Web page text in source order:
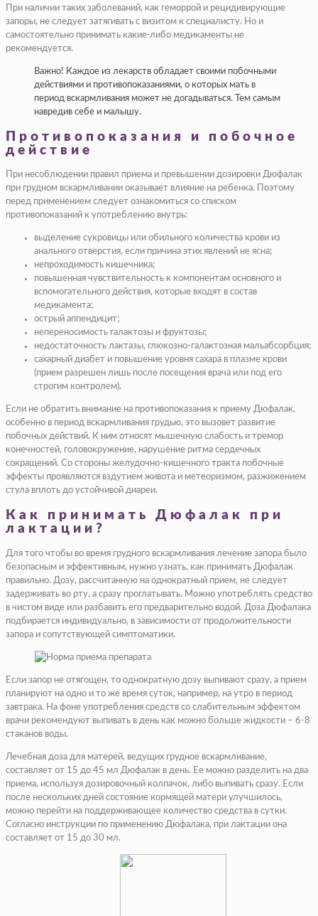
При наличии таких заболеваний, как геморрой и рецидивирующие
запоры, не следует затягивать с визитом к специалисту. Но и
самостоятельно принимать какие-либо медикаменты не
рекомендуется.
Важно! Каждое из лекарств обладает своими побочными
действиями и противопоказаниями, о которых мать в
период вскармливания может не догадываться. Тем самым
навредив себе и малышу.
Противопоказания и побочное
действие
При несоблюдении правил приема и превышении дозировки Дюфалак
при грудном вскармливании оказывает влияние на ребенка. Поэтому
перед применением следует ознакомиться со списком
противопоказаний к употреблению внутрь:
выделение сукровицы или обильного количества крови из
анального отверстия, если причина этих явлений не ясна;
непроходимость кишечника;
повышенная чувствительность к компонентам основного и
вспомогательного действия, которые входят в состав
медикамента;
острый аппендицит;
непереносимость галактозы и фруктозы;
недостаточность лактазы, глюкозно-галактозная мальабсорбция;
сахарный диабет и повышение уровня сахара в плазме крови
(прием разрешен лишь после посещения врача или под его
строгим контролем).
Если не обратить внимание на противопоказания к приему Дюфалак,
особенно в период вскармливания грудью, это вызовет развитие
побочных действий. К ним относят мышечную слабость и тремор
конечностей, головокружение, нарушение ритма сердечных
сокращений. Со стороны желудочно-кишечного тракта побочные
эффекты проявляются вздутием живота и метеоризмом, разжижением
стула вплоть до устойчивой диареи.
Как принимать Дюфалак при
лактации?
Для того чтобы во время грудного вскармливания лечение запора было
безопасным и эффективным, нужно узнать, как принимать Дюфалак
правильно. Дозу, рассчитанную на однократный прием, не следует
задерживать во рту, а сразу проглатывать. Можно употреблять средство
в чистом виде или разбавить его предварительно водой. Доза Дюфалака
подбирается индивидуально, в зависимости от продолжительности
запора и сопутствующей симптоматики.
Если запор не отягощен, то однократную дозу выпивают сразу, а прием
планируют на одно и то же время суток, например, на утро в период
завтрака. На фоне употребления средств со слабительным эффектом
врачи рекомендуют выпивать в день как можно больше жидкости – 6-8
стаканов воды.
Лечебная доза для матерей, ведущих грудное вскармливание,
составляет от 15 до 45 мл Дюфалак в день. Ее можно разделить на два
приема, используя дозировочный колпачок, либо выпивать сразу. Если
после нескольких дней состояние кормящей матери улучшилось,
можно перейти на поддерживающее количество средства в сутки.
Согласно инструкции по применению Дюфалака, при лактации она
составляет от 15 до 30 мл.